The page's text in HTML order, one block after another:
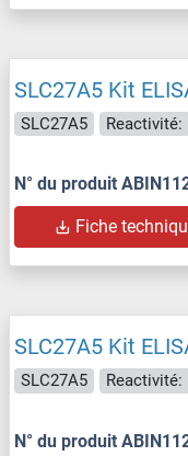
SLC27A5 Kit
SLC27A5 Reactivité:
N° du produit
Fiche
SLC27A5 Kit
SLC27A5 Reactivité:
N° du produit